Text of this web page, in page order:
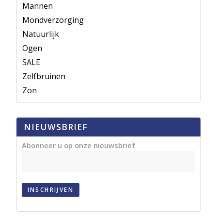
Mannen
Mondverzorging
Natuurlijk
Ogen
SALE
Zelfbruinen
Zon
NIEUWSBRIEF
Abonneer u op onze nieuwsbrief
INSCHRIJVEN